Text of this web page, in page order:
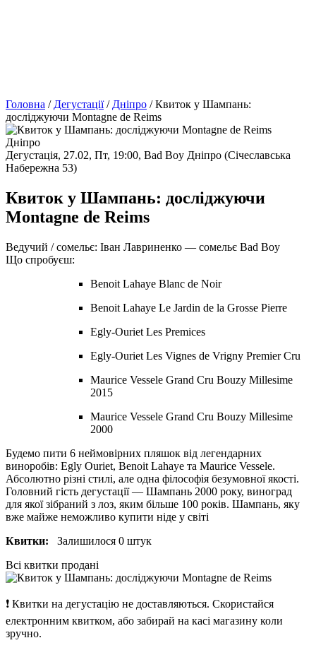
Головна / Дегустації/ Дніпро /Квиток у Шампань:
досліджуючи Montagne de Reims
Дніпро
Дегустація, 27.02, Пт, 19:00, Bad Boy Дніпро (Січеславська
Набережна 53)
Квиток у Шампань: досліджуючи
Montagne de Reims
Ведучий / сомельє: Іван Лавриненко — cомельє Bad Boy
Що спробуєш:
Benoit Lahaye Blanc de Noir
Benoit Lahaye Le Jardin de la Grosse Pierre
Egly-Ouriet Les Premices
Egly-Ouriet Les Vignes de Vrigny Premier Cru
Maurice Vessele Grand Cru Bouzy Millesime
2015
Maurice Vessele Grand Cru Bouzy Millesime
2000
Будемо пити 6 неймовірних пляшок від легендарних
виноробів: Egly Ouriet, Benoit Lahaye та Maurice Vessele.
Абсолютно різні стилі, але одна філософія безумовної якості.
Головний гість дегустації — Шампань 2000 року, виноград
для якої зібраний з лоз, яким більше 100 років. Шампань, яку
вже майже неможливо купити ніде у світі
Квитки: Залишилося 0 штук
Всі квитки продані
❗ Квитки на дегустацію не доставляються. Скористайся
електронним квитком, або забирай на касі магазину коли
зручно.